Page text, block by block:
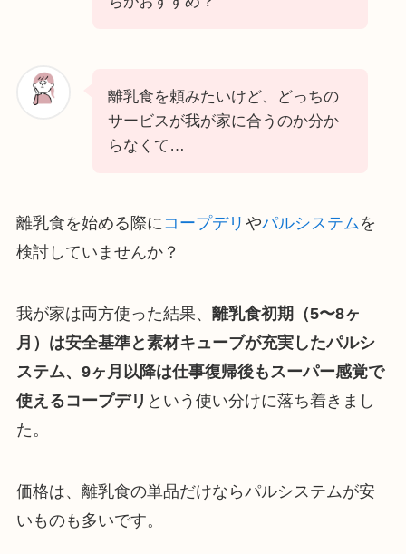
離乳食を頼みたいけど、どっちの
サービスが我が家に合うのか分か
らなくて…
離乳食を始める際にコープデリ やパルシステムを
検討していませんか？
我が家は両方使った結果、 離乳食初期（5〜8ヶ
月）は安全基準と素材キューブが充実したパルシ
ステム、9ヶ月以降は仕事復帰後もスーパー感覚で
使えるコープデリ という使い分けに落ち着きまし
た。
価格は、離乳食の単品だけならパルシステムが安
いものも多いです。